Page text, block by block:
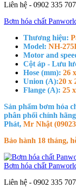
Liên hệ - 0902 335
Bơm hóa chất
Thương hiệu:
Model: NH-
Motor and
Cột áp - Lưu
Hose (mm): 26
Union (A):20 x
Flange (A): 25
Sản phẩm bơm hóa
phân phối chính
Phát, Mr Nhật
Bảo hành 18 tháng,
Bơm hóa chất
Liên hệ - 0902 335